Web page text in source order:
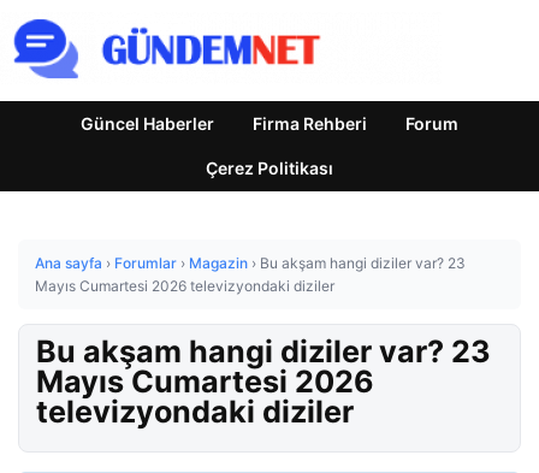
Güncel Haberler Firma Rehberi Forum
Çerez Politikası
Ana sayfa › Forumlar › Magazin › Bu akşam hangi diziler var? 23
Mayıs Cumartesi 2026 televizyondaki diziler
Bu akşam hangi diziler var? 23
Mayıs Cumartesi 2026
televizyondaki diziler